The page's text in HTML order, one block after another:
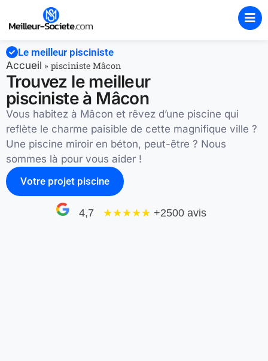
Le meilleur pisciniste
Accueil » pisciniste Mâcon
Trouvez le meilleur
pisciniste à Mâcon
Vous habitez à Mâcon et rêvez d’une piscine qui
reflète le charme paisible de cette magnifique ville ?
Une piscine miroir en béton, peut-être ? Nous
sommes là pour vous aider !
Votre projet piscine
4,7 ★★★★★ +2500 avis